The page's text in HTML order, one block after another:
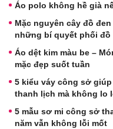
Áo polo không hề già
Mặc nguyên cây đồ
những bí quyết phối đồ
Áo dệt kim màu be –
mặc đẹp suốt tuần
5 kiểu váy công sở
thanh lịch mà không lo
5 mẫu sơ mi công sở
năm vẫn không lỗi mốt